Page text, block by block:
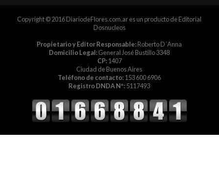
Copyright © 2016 DiariodeFlores.com.ar es un producto de Editorial
Dosnucleos
Propietario y Editor Responsable:Roberto D´Anna
Domicilio Legal:General José Bustillo 3348
CP:1407
Ciudad de Buenos Aires
Teléfono de contacto:153 600 6906
Registro DNDA Nº:5117493